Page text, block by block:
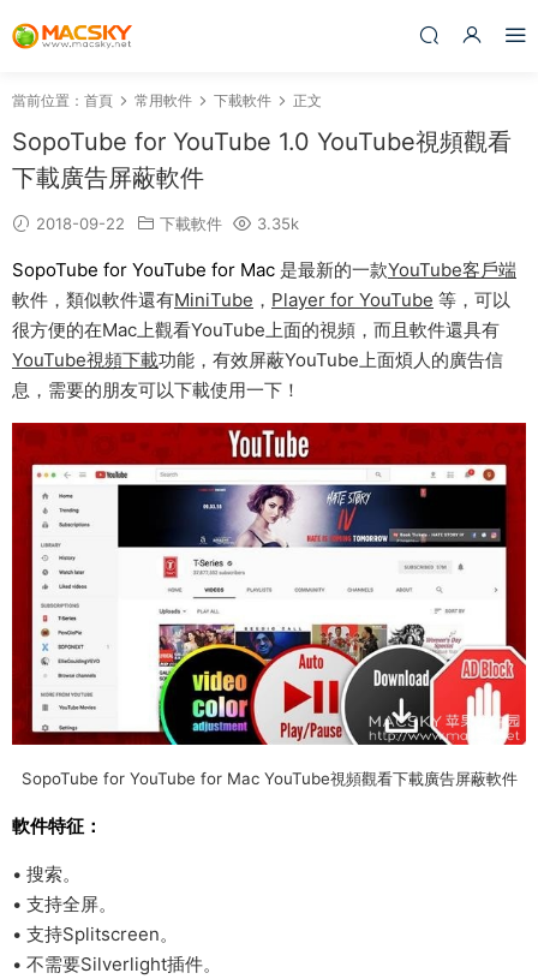
當前位置： 首頁 常用軟件 下載軟件 正文
SopoTube for YouTube 1.0 YouTube視頻觀看
下載廣告屏蔽軟件
2018-09-22 下載軟件 3.35k
SopoTube for YouTube for Mac 是最新的一款YouTube客戶端
軟件，類似軟件還有MiniTube ， Player for YouTube 等，可以
很方便的在Mac上觀看YouTube上面的視頻，而且軟件還具有
YouTube視頻下載功能，有效屏蔽YouTube上面煩人的廣告信
息，需要的朋友可以下載使用一下！
SopoTube for YouTube for Mac YouTube視頻觀看下載廣告屏蔽軟件
軟件特征：
• 搜索。
• 支持全屏。
• 支持Splitscreen。
• 不需要Silverlight插件。